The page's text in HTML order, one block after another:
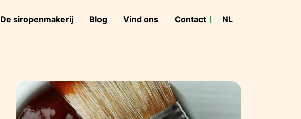
De siropenmakerij Blog Vind ons Contact NL